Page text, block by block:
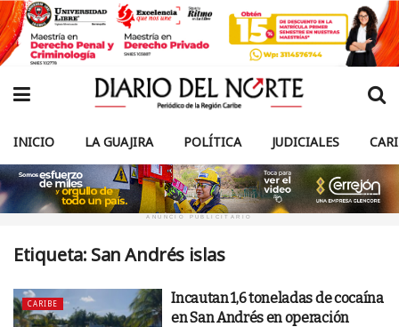
INICIO LA GUAJIRA POLÍTICA JUDICIALES
ANUNCIO PUBLICITARIO
Etiqueta: San Andrés islas
CARIBE
Incautan 1,6 toneladas de cocaína
en San Andrés en operación